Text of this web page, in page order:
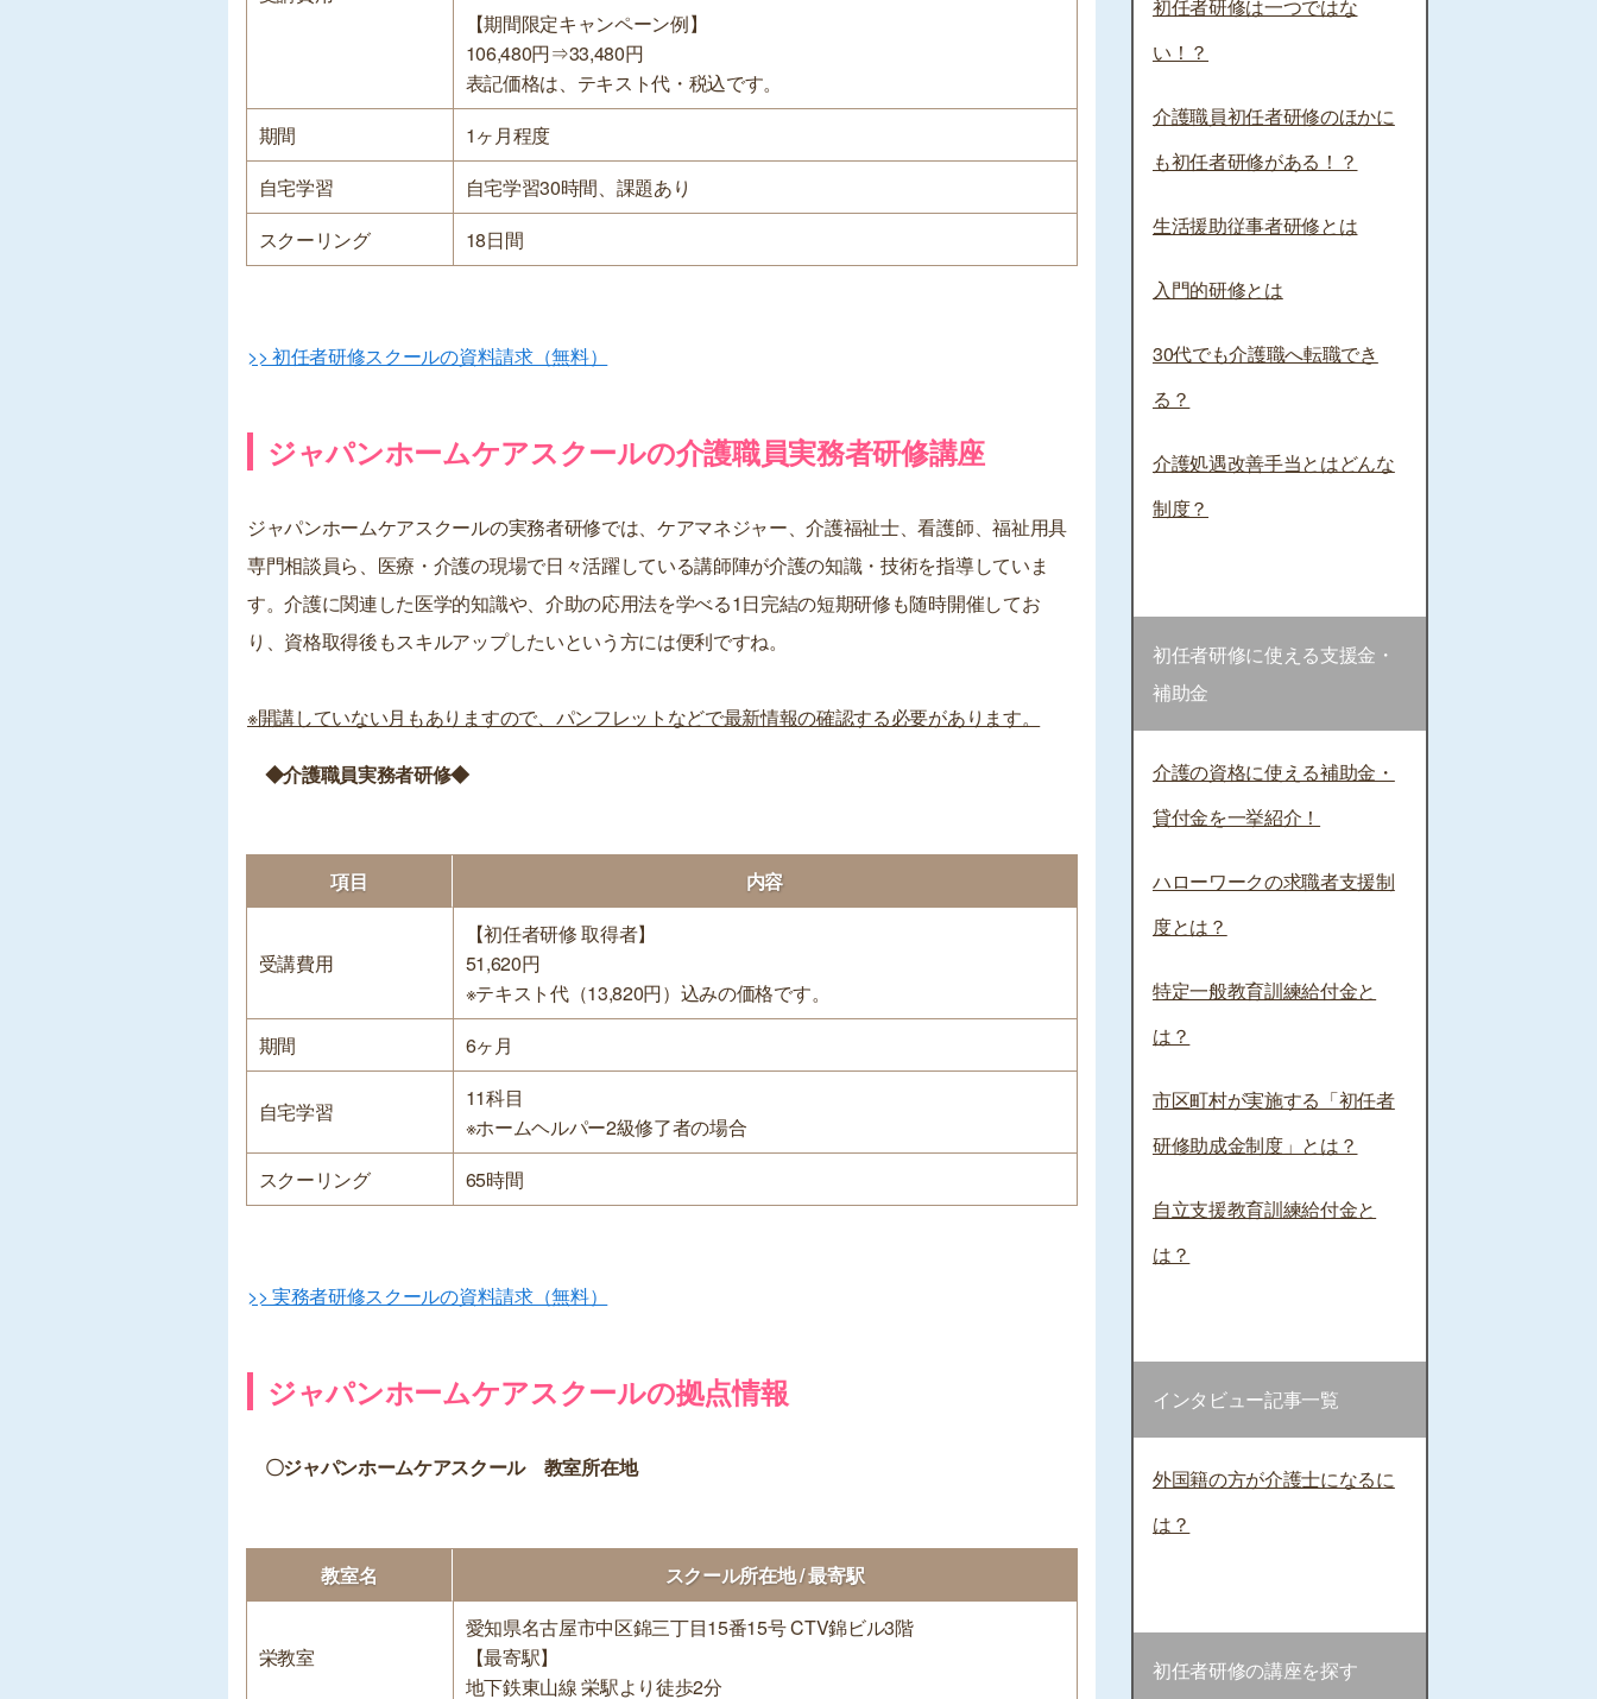
【期間限定キャンペーン例】
106,480円⇒33,480円
表記価格は、テキスト代・税込です。
期間
1ヶ月程度
自宅学習
自宅学習30時間、課題あり
スクーリング
18日間
>> 初任者研修スクールの資料請求（無料）
ジャパンホームケアスクールの介護職員実務者研修講座
ジャパンホームケアスクールの実務者研修では、ケアマネジャー、介護福祉士、看護師、福祉用具
専門相談員ら、医療・介護の現場で日々活躍している講師陣が介護の知識・技術を指導していま
す。介護に関連した医学的知識や、介助の応用法を学べる1日完結の短期研修も随時開催してお
り、資格取得後もスキルアップしたいという方には便利ですね。
※開講していない月もありますので、パンフレットなどで最新情報の確認する必要があります。
◆介護職員実務者研修◆
項目 内容
受講費用
【初任者研修 取得者】
51,620円
※テキスト代（13,820円）込みの価格です。
期間
6ヶ月
自宅学習
11科目
※ホームヘルパー2級修了者の場合
スクーリング
65時間
>> 実務者研修スクールの資料請求（無料）
ジャパンホームケアスクールの拠点情報
〇ジャパンホームケアスクール 教室所在地
教室名 スクール所在地 / 最寄駅
栄教室
愛知県名古屋市中区錦三丁目15番15号 CTV錦ビル3階
【最寄駅】
地下鉄東山線 栄駅より徒歩2分
初任者研修は一つではな
い！？
介護職員初任者研修のほかに
も初任者研修がある！？
生活援助従事者研修とは
入門的研修とは
30代でも介護職へ転職でき
る？
介護処遇改善手当とはどんな
制度？
初任者研修に使える支援金・
補助金
介護の資格に使える補助金・
貸付金を一挙紹介！
ハローワークの求職者支援制
度とは？
特定一般教育訓練給付金と
は？
市区町村が実施する「初任者
研修助成金制度」とは？
自立支援教育訓練給付金と
は？
インタビュー記事一覧
外国籍の方が介護士になるに
は？
初任者研修の講座を探す